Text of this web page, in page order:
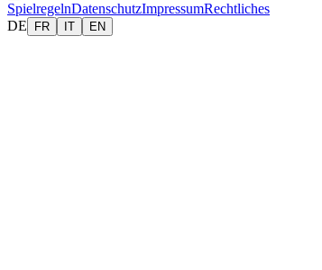
SpielregelnDatenschutzImpressumRechtliches
DE
FR IT EN